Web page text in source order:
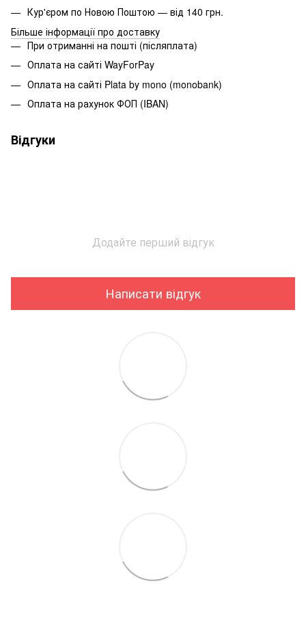
Кур'єром по Новою Поштою — від 140 грн.
Більше інформації про доставку
При отриманні на пошті (післяплата)
Оплата на сайті WayForPay
Оплата на сайті Plata by mono (monobank)
Оплата на рахунок ФОП (IBAN)
Відгуки
Додайте перший відгук
Написати відгук